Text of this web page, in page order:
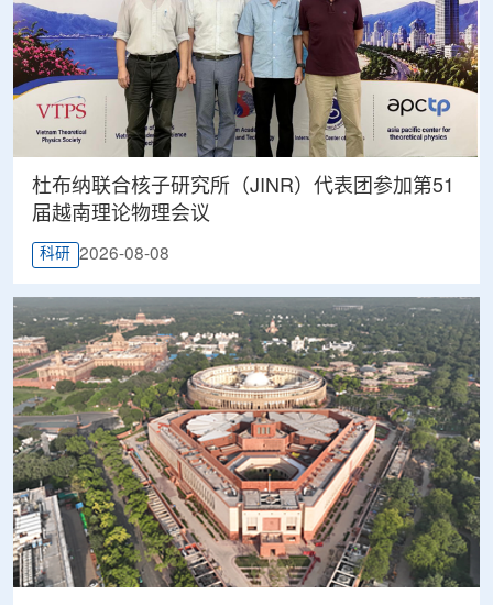
杜布纳联合核子研究所（JINR）代表团参加第51
届越南理论物理会议
科研 2026-08-08